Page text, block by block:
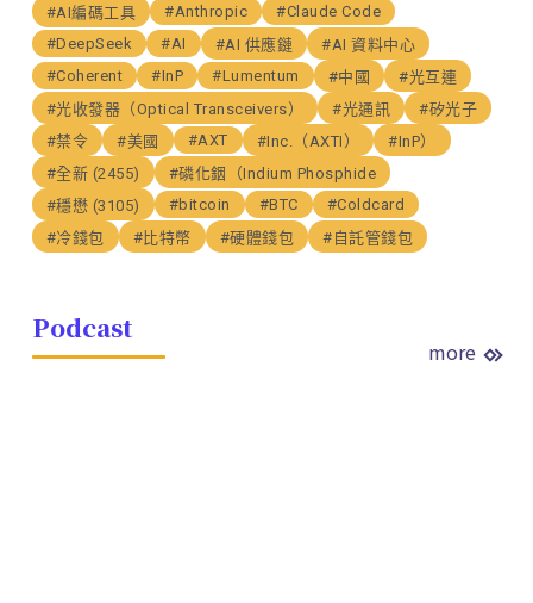
#AI編碼工具
#Anthropic
#Claude Code
#DeepSeek
#AI #AI 供應鏈
#AI 資料中心
#Coherent
#InP #Lumentum #中國
#光互連
#光收發器（Optical Transceivers）
#光通訊
#矽光子
#禁令
#美國 #AXT #Inc.（AXTI）
#InP）
#全新 (2455)
#磷化銦（Indium Phosphide
#穩懋 (3105)
#bitcoin #BTC
#Coldcard
#冷錢包
#比特幣 #硬體錢包 #自託管錢包
Podcast
more